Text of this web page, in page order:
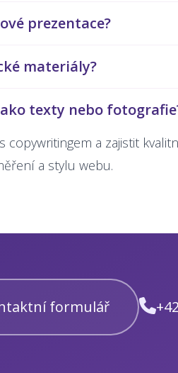
prezentace?
materiály?
texty nebo
a zajistit
a stylu webu.
formulář